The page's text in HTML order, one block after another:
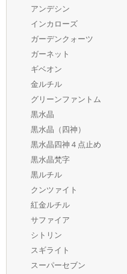
アンデシン
インカローズ
ガーデンクォーツ
ガーネット
ギベオン
金ルチル
グリーンファントム
黒水晶
黒水晶（四神）
黒水晶四神４点止め
黒水晶梵字
黒ルチル
クンツァイト
紅金ルチル
サファイア
シトリン
スギライト
スーパーセブン